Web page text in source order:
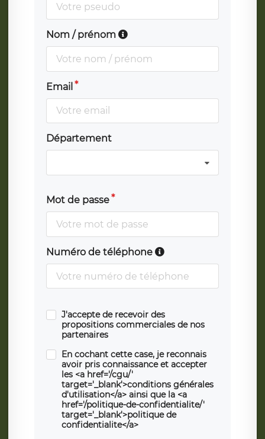
Nom / prénom
Email
Département
Mot de passe
Numéro de téléphone
J'accepte de recevoir des
propositions commerciales de nos
partenaires
En cochant cette case, je reconnais
avoir pris connaissance et accepter
les <a href='/cgu/'
target='_blank'>conditions générales
d'utilisation</a> ainsi que la <a
href='/politique-de-confidentialite/'
target='_blank'>politique de
confidentialite</a>